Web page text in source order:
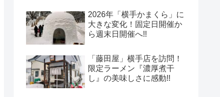
2026年「横手かまくら」に
大きな変化！固定日開催か
ら週末日開催へ!!
「藤田屋」横手店を訪問！
限定ラーメン『濃厚煮干
し』の美味しさに感動!!